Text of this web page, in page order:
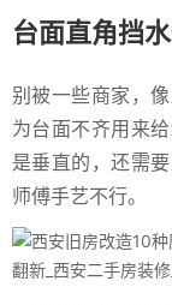
台面直角挡
别被一些商家，
为台面不齐用来
是垂直的，还需
师傅手艺不行。